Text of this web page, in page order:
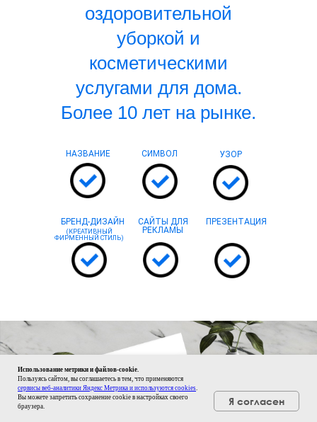
Использование метрики и файлов-cookie.
Пользуясь сайтом, вы соглашаетесь в тем, что применяются
сервисы веб-аналитики Яндекс Метрика и используются cookies.
Вы можете запретить сохранение cookie в настройках своего
браузера.
Я согласен
оздоровительной
уборкой и
косметическими
услугами для дома.
Более 10 лет на рынке.
НАЗВАНИЕ СИМВОЛ
БРЕНД-ДИЗАЙН
(КРЕАТИВНЫЙ
ФИРМЕННЫЙ СТИЛЬ)
САЙТЫ ДЛЯ
РЕКЛАМЫ
ПРЕЗЕНТАЦИЯ
УЗОР